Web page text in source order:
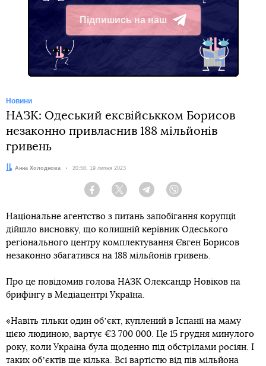
Підпишись на наш
Telegram
Новини
НАЗК: Одеський ексвійськком Борисов
незаконно привласнив 188 мільйонів
гривень
Автор:
Анна Холоднова Дата:
20:58, 19 липня 2023
Facebook Twitter Telegram
Національне агентство з питань запобігання корупції
дійшло висновку, що колишній керівник Одеського
регіонального центру комплектування Євген Борисов
незаконно збагатився на 188 мільйонів гривень.
Про це повідомив голова НАЗК Олександр Новіков на
брифінгу в Медіацентрі Україна.
«Навіть тільки один обʼєкт, куплений в Іспанії на маму
цією людиною, вартує €3 700 000. Це 15 грудня минулого
року, коли Україна була щоденно під обстрілами росіян. І
таких обʼєктів ще кілька. Всі вартістю від пів мільйона